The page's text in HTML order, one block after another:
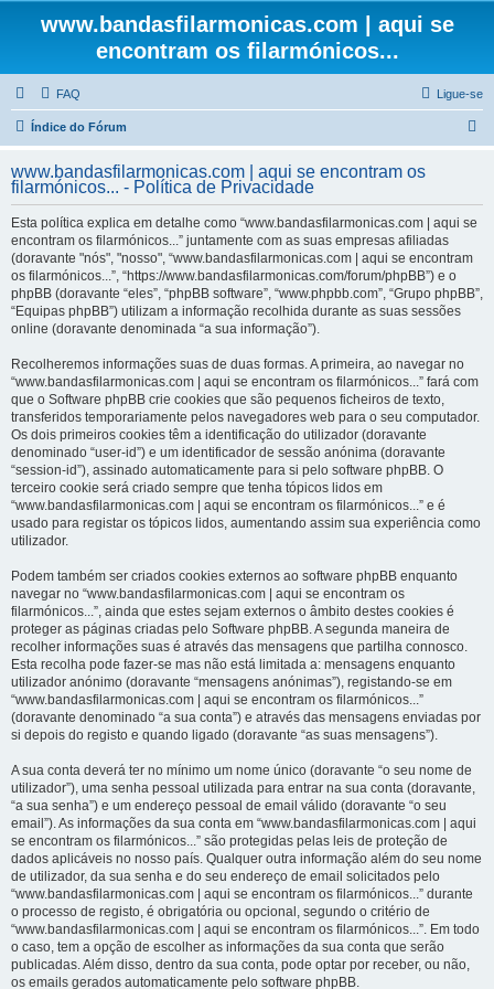
www.bandasfilarmonicas.com | aqui se
encontram os filarmónicos...
FAQ Ligue-se
Índice do Fórum
q
www.bandasfilarmonicas.com | aqui se encontram os
filarmónicos... - Política de Privacidade
Esta política explica em detalhe como “www.bandasfilarmonicas.com | aqui se
encontram os filarmónicos...” juntamente com as suas empresas afiliadas
(doravante "nós", "nosso", “www.bandasfilarmonicas.com | aqui se encontram
os filarmónicos...”, “https://www.bandasfilarmonicas.com/forum/phpBB”) e o
phpBB (doravante “eles”, “phpBB software”, “www.phpbb.com”, “Grupo phpBB”,
“Equipas phpBB”) utilizam a informação recolhida durante as suas sessões
online (doravante denominada “a sua informação”).
Recolheremos informações suas de duas formas. A primeira, ao navegar no
“www.bandasfilarmonicas.com | aqui se encontram os filarmónicos...” fará com
que o Software phpBB crie cookies que são pequenos ficheiros de texto,
transferidos temporariamente pelos navegadores web para o seu computador.
Os dois primeiros cookies têm a identificação do utilizador (doravante
denominado “user-id”) e um identificador de sessão anónima (doravante
“session-id”), assinado automaticamente para si pelo software phpBB. O
terceiro cookie será criado sempre que tenha tópicos lidos em
“www.bandasfilarmonicas.com | aqui se encontram os filarmónicos...” e é
usado para registar os tópicos lidos, aumentando assim sua experiência como
utilizador.
Podem também ser criados cookies externos ao software phpBB enquanto
navegar no “www.bandasfilarmonicas.com | aqui se encontram os
filarmónicos...”, ainda que estes sejam externos o âmbito destes cookies é
proteger as páginas criadas pelo Software phpBB. A segunda maneira de
recolher informações suas é através das mensagens que partilha connosco.
Esta recolha pode fazer-se mas não está limitada a: mensagens enquanto
utilizador anónimo (doravante “mensagens anónimas”), registando-se em
“www.bandasfilarmonicas.com | aqui se encontram os filarmónicos...”
(doravante denominado “a sua conta”) e através das mensagens enviadas por
si depois do registo e quando ligado (doravante “as suas mensagens”).
A sua conta deverá ter no mínimo um nome único (doravante “o seu nome de
utilizador”), uma senha pessoal utilizada para entrar na sua conta (doravante,
“a sua senha”) e um endereço pessoal de email válido (doravante “o seu
email”). As informações da sua conta em “www.bandasfilarmonicas.com | aqui
se encontram os filarmónicos...” são protegidas pelas leis de proteção de
dados aplicáveis no nosso país. Qualquer outra informação além do seu nome
de utilizador, da sua senha e do seu endereço de email solicitados pelo
“www.bandasfilarmonicas.com | aqui se encontram os filarmónicos...” durante
o processo de registo, é obrigatória ou opcional, segundo o critério de
“www.bandasfilarmonicas.com | aqui se encontram os filarmónicos...”. Em todo
o caso, tem a opção de escolher as informações da sua conta que serão
publicadas. Além disso, dentro da sua conta, pode optar por receber, ou não,
os emails gerados automaticamente pelo software phpBB.